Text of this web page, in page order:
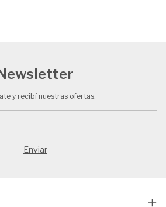
y recibí nuestras ofertas.